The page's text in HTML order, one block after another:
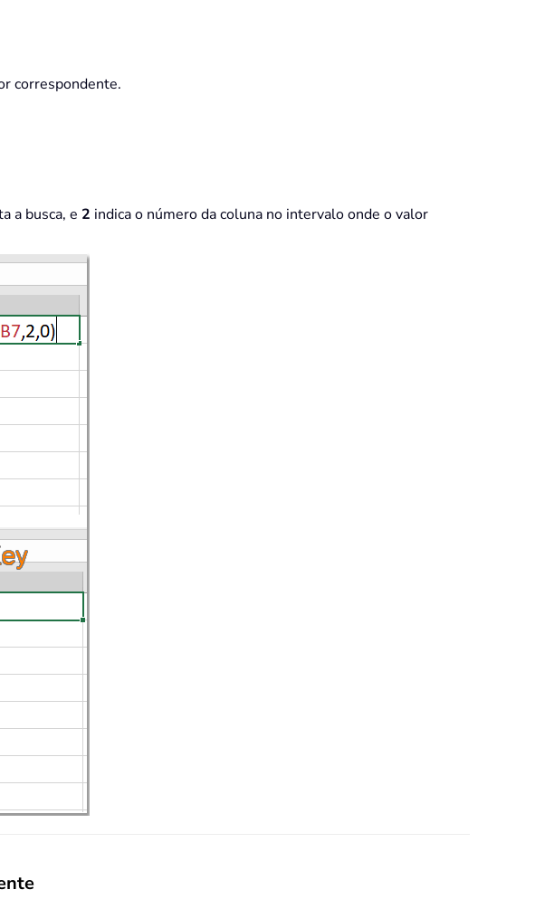
correspondente.
a busca, e 2 indica o número da coluna no intervalo onde o valor